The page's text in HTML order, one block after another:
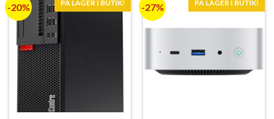
-20% PÅ LAGER I BUTIK! -27% PÅ LAGER I BUTIK!